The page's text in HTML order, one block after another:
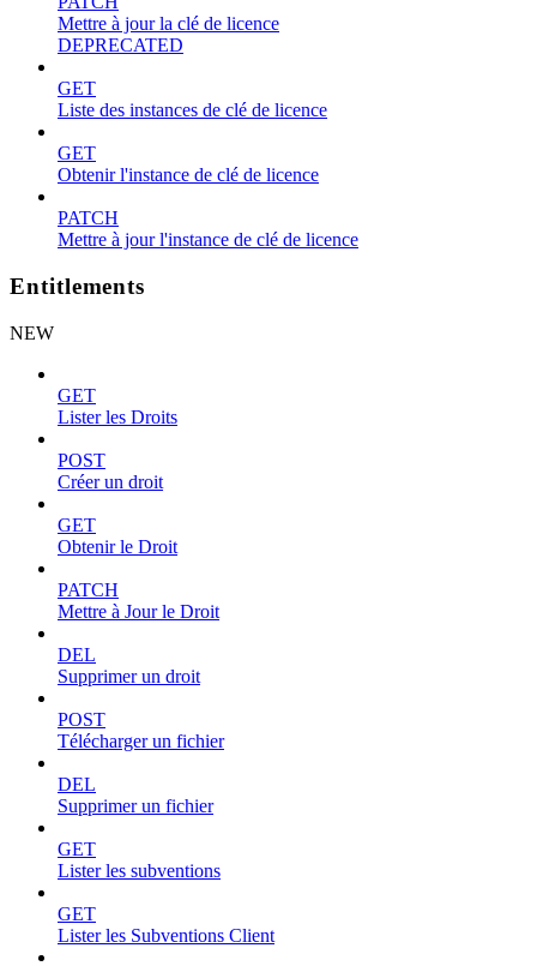
Mettre à jour la clé de licence
DEPRECATED
GET
Liste des instances de clé de licence
GET
Obtenir l'instance de clé de licence
PATCH
Mettre à jour l'instance de clé de licence
Entitlements
NEW
GET
Lister les Droits
POST
Créer un droit
GET
Obtenir le Droit
PATCH
Mettre à Jour le Droit
DEL
Supprimer un droit
POST
Télécharger un fichier
DEL
Supprimer un fichier
GET
Lister les subventions
GET
Lister les Subventions Client